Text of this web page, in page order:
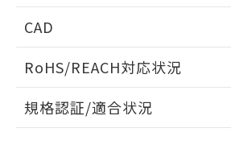
A: 100mm以上、B: 70mm以上
周囲金属の影響
検出物体の大きさと材質による影響
CAD
ドすることができます。
ログイン/会員登録
RoHS/REACH対応状況
EU RoHS 注意事項・凡例
規格認証/適合状況